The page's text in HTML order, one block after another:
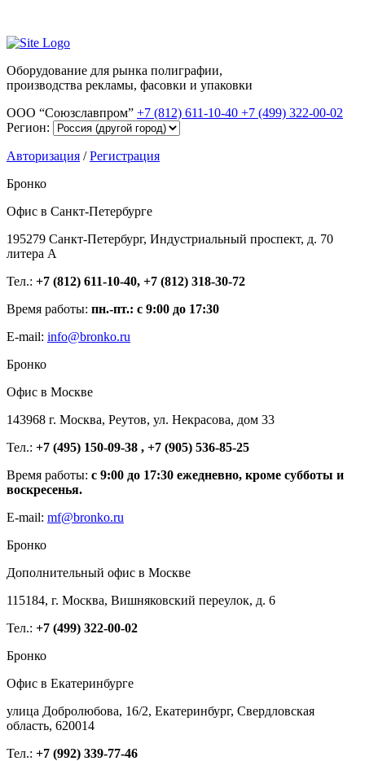
Оборудование для рынка полиграфии,
производства рекламы, фасовки и упаковки
ООО “Союзславпром” +7 (812) 611-10-40 +7 (499) 322-00-02
Регион:
Авторизация /Регистрация
Бронко
Офис в Санкт-Петербурге
195279 Санкт-Петербург, Индустриальный проспект, д. 70
литера А
Тел.: +7 (812) 611-10-40, +7 (812) 318-30-72
Время работы: пн.-пт.: с 9:00 до 17:30
E-mail: info@bronko.ru
Бронко
Офис в Москве
143968 г. Москва, Реутов, ул. Некрасова, дом 33
Тел.: +7 (495) 150-09-38 , +7 (905) 536-85-25
Время работы: с 9:00 до 17:30 ежедневно, кроме субботы и
воскресенья.
E-mail: mf@bronko.ru
Бронко
Дополнительный офис в Москве
115184, г. Москва, Вишняковский переулок, д. 6
Тел.: +7 (499) 322-00-02
Бронко
Офис в Екатеринбурге
улица Добролюбова, 16/2, Екатеринбург, Свердловская
область, 620014
Тел.: +7 (992) 339-77-46